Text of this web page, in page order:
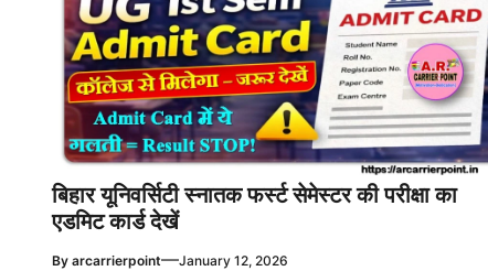
बिहार यूनिवर्सिटी स्नातक फर्स्ट सेमेस्टर की परीक्षा का
एडमिट कार्ड देखें
By arcarrierpoint—January 12, 2026